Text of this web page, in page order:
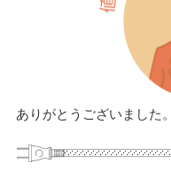
ありがとうございました。